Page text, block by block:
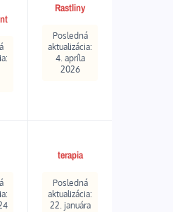
Rastliny
Posledná
aktualizácia:
4. apríla
2026
terapia
Posledná
aktualizácia:
22. januára